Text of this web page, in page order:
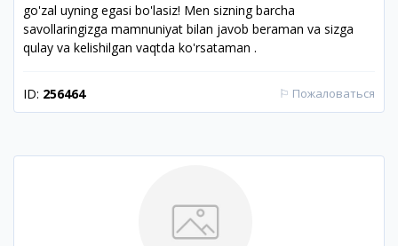
go'zal uyning egasi bo'lasiz! Men sizning barcha
savollaringizga mamnuniyat bilan javob beraman va sizga
qulay va kelishilgan vaqtda ko'rsataman .
ID: 256464 ⚐ Пожаловаться